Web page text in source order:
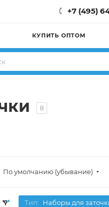
+7 (495)
КУПИТЬ ОПТОМ
8
По умолчанию (убывание)
Тип: Наборы для